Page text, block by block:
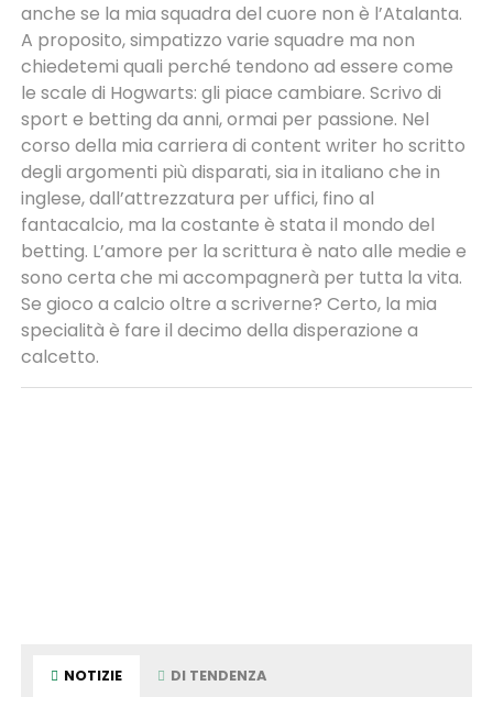
anche se la mia squadra del cuore non è l’Atalanta.
A proposito, simpatizzo varie squadre ma non
chiedetemi quali perché tendono ad essere come
le scale di Hogwarts: gli piace cambiare. Scrivo di
sport e betting da anni, ormai per passione. Nel
corso della mia carriera di content writer ho scritto
degli argomenti più disparati, sia in italiano che in
inglese, dall’attrezzatura per uffici, fino al
fantacalcio, ma la costante è stata il mondo del
betting. L’amore per la scrittura è nato alle medie e
sono certa che mi accompagnerà per tutta la vita.
Se gioco a calcio oltre a scriverne? Certo, la mia
specialità è fare il decimo della disperazione a
calcetto.
NOTIZIE DI TENDENZA